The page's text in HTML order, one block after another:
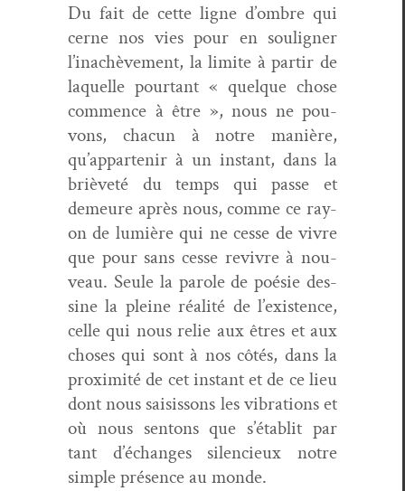
Du fait de cette ligne d’ombre qui
cerne nos vies pour en soulign­er
l’inachèvement, la lim­ite à par­tir de
laque­lle pour­tant « quelque chose
com­mence à être », nous ne pou­
vons, cha­cun à notre manière,
qu’appartenir à un instant, dans la
brièveté du temps qui passe et
demeure après nous, comme ce ray­
on de lumière qui ne cesse de vivre
que pour sans cesse revivre à nou­
veau. Seule la parole de poésie des­
sine la pleine réal­ité de l’existence,
celle qui nous relie aux êtres et aux
choses qui sont à nos côtés, dans la
prox­im­ité de cet instant et de ce lieu
dont nous sai­sis­sons les vibra­tions et
où nous sen­tons que s’établit par
tant d’échanges silen­cieux notre
sim­ple présence au monde.